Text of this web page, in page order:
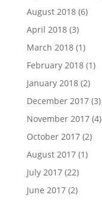
August 2018(6)
April 2018(3)
March 2018(1)
February 2018(1)
January 2018(2)
December 2017(3)
November 2017(4)
October 2017(2)
August 2017(1)
July 2017(22)
June 2017(2)